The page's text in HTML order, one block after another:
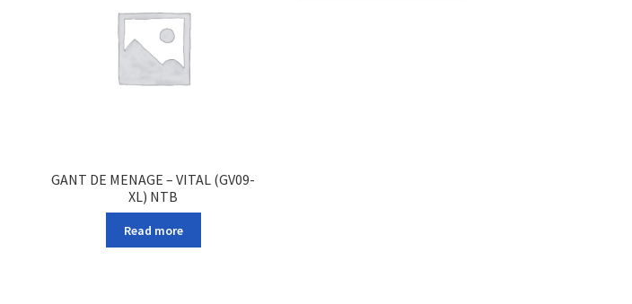
GANT DE MENAGE – VITAL (GV09-
XL) NTB
Read more